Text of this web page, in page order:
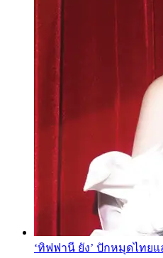
‘ทิฟฟานี ยัง’ ปักหมุดไทย